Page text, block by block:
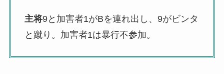
主将9と加害者1がBを連れ出し、9がビンタ
と蹴り。加害者1は暴行不参加。